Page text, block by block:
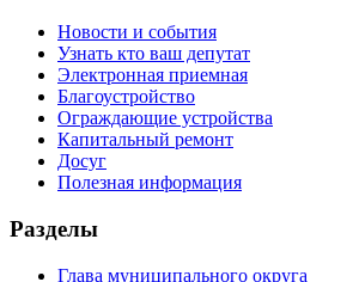
Новости и события
Узнать кто ваш депутат
Электронная приемная
Благоустройство
Ограждающие устройства
Капитальный ремонт
Досуг
Полезная информация
Разделы
Глава муниципального округа